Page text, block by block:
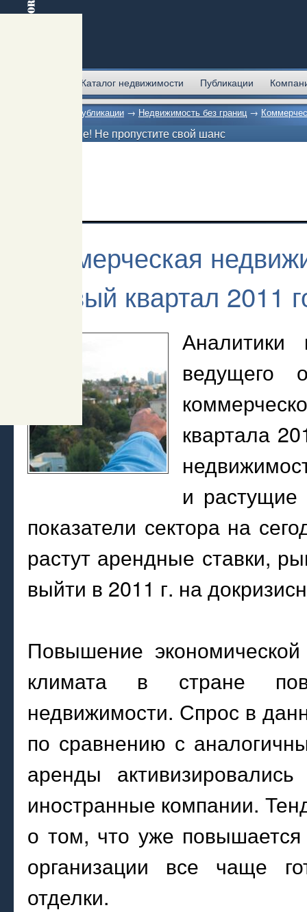
Каталог недвижимости Публикации
Публикации → Недвижимость без границ →
Внимание! Не пропустите свой шанс
Коммерческая
первый квартал 2011
ведущего
квартала
и растущие
показатели сектора на
растут арендные ставки,
выйти в 2011 г. на
Повышение
климата в стране
недвижимости. Спрос в
по сравнению с
аренды
иностранные компании.
о том, что уже повышается
организации все чаще
отделки.